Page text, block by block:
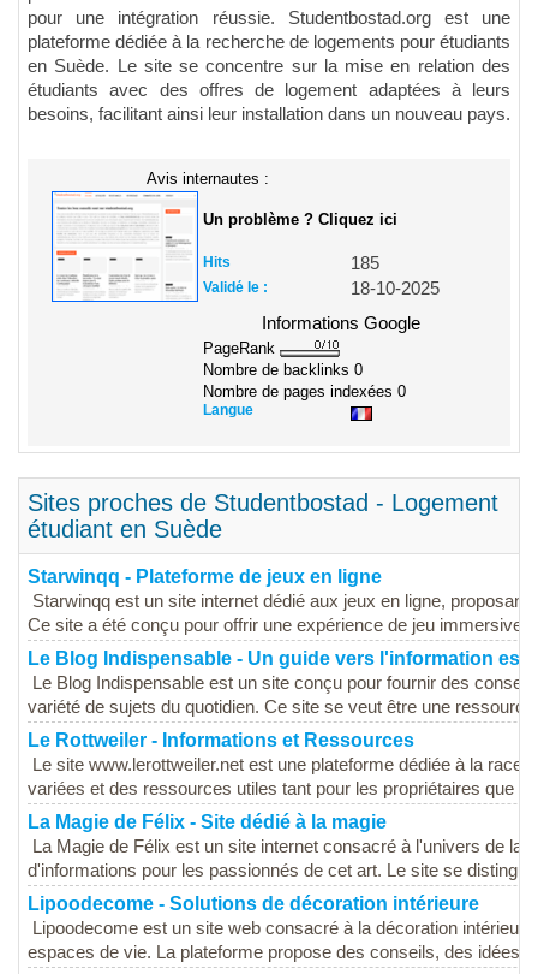
pour une intégration réussie. Studentbostad.org est une
plateforme dédiée à la recherche de logements pour étudiants
en Suède. Le site se concentre sur la mise en relation des
étudiants avec des offres de logement adaptées à leurs
besoins, facilitant ainsi leur installation dans un nouveau pays.
Avis internautes :
Un problème ? Cliquez ici
Hits 185
Validé le :
18-10-2025
Informations Google
PageRank
Nombre de backlinks 0
Nombre de pages indexées 0
Langue
Sites proches de Studentbostad - Logement
étudiant en Suède
Starwinqq - Plateforme de jeux en ligne
Starwinqq est un site internet dédié aux jeux en ligne,
Ce site a été conçu pour offrir une expérience de jeu immersive
Le Blog Indispensable - Un guide vers l'information
Le Blog Indispensable est un site conçu pour fournir des
variété de sujets du quotidien. Ce site se veut être une
Le Rottweiler - Informations et Ressources
Le site www.lerottweiler.net est une plateforme dédiée à la race
variées et des ressources utiles tant pour les propriétaires que
La Magie de Félix - Site dédié à la magie
La Magie de Félix est un site internet consacré à l'univers de la
d'informations pour les passionnés de cet art. Le site se
Lipoodecome - Solutions de décoration intérieure
Lipoodecome est un site web consacré à la décoration
espaces de vie. La plateforme propose des conseils, des idées